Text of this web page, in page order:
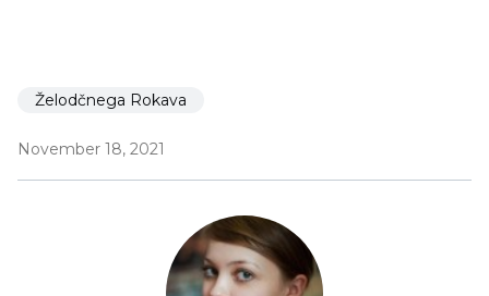
Želodčnega Rokava
November 18, 2021